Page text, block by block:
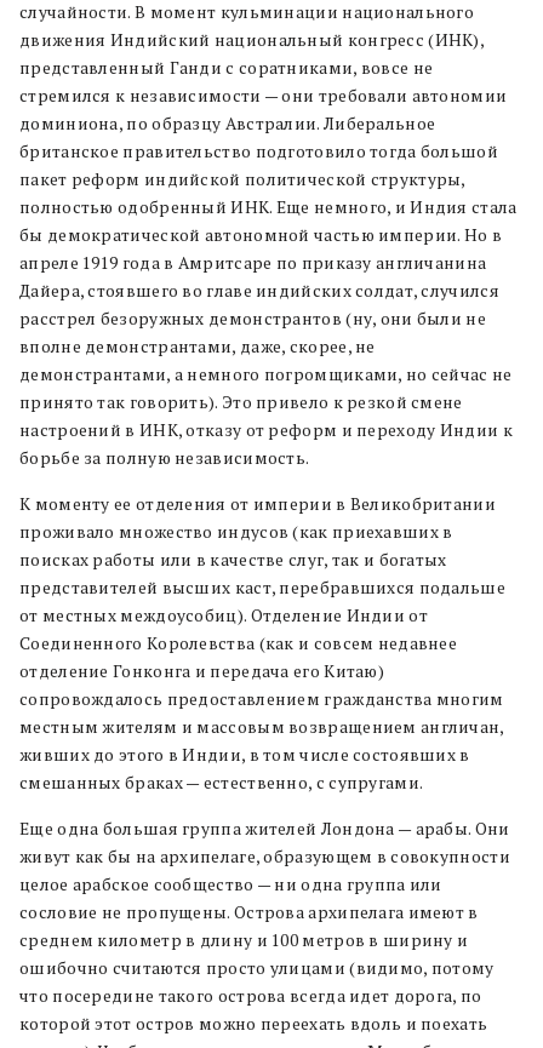
случайности. В момент кульминации национального
движения Индийский национальный конгресс (ИНК),
представленный Ганди с соратниками, вовсе не
стремился к независимости — они требовали автономии
доминиона, по образцу Австралии. Либеральное
британское правительство подготовило тогда большой
пакет реформ индийской политической структуры,
полностью одобренный ИНК. Еще немного, и Индия стала
бы демократической автономной частью империи. Но в
апреле 1919 года в Амритсаре по приказу англичанина
Дайера, стоявшего во главе индийских солдат, случился
расстрел безоружных демонстрантов (ну, они были не
вполне демонстрантами, даже, скорее, не
демонстрантами, а немного погромщиками, но сейчас не
принято так говорить). Это привело к резкой смене
настроений в ИНК, отказу от реформ и переходу Индии к
борьбе за полную независимость.
К моменту ее отделения от империи в Великобритании
проживало множество индусов (как приехавших в
поисках работы или в качестве слуг, так и богатых
представителей высших каст, перебравшихся подальше
от местных междоусобиц). Отделение Индии от
Соединенного Королевства (как и совсем недавнее
отделение Гонконга и передача его Китаю)
сопровождалось предоставлением гражданства многим
местным жителям и массовым возвращением англичан,
живших до этого в Индии, в том числе состоявших в
смешанных браках — естественно, с супругами.
Еще одна большая группа жителей Лондона — арабы. Они
живут как бы на архипелаге, образующем в совокупности
целое арабское сообщество — ни одна группа или
сословие не пропущены. Острова архипелага имеют в
среднем километр в длину и 100 метров в ширину и
ошибочно считаются просто улицами (видимо, потому
что посередине такого острова всегда идет дорога, по
которой этот остров можно переехать вдоль и поехать